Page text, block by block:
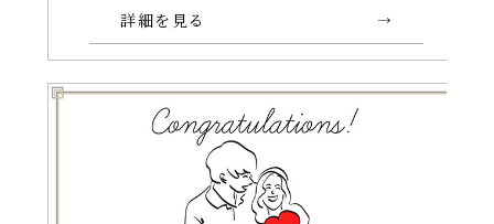
詳細を見る